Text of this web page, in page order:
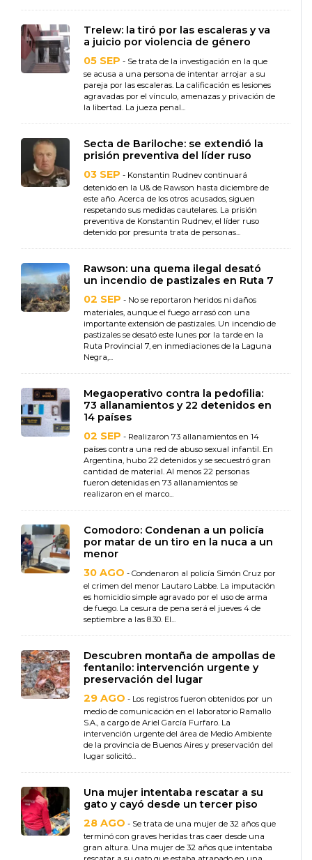
Trelew: la tiró por las escaleras y va
a juicio por violencia de género
05 SEP - Se trata de la investigación en la que
se acusa a una persona de intentar arrojar a su
pareja por las escaleras. La calificación es lesiones
agravadas por el vínculo, amenazas y privación de
la libertad. La jueza penal...
Secta de Bariloche: se extendió la
prisión preventiva del líder ruso
03 SEP - Konstantin Rudnev continuará
detenido en la U& de Rawson hasta diciembre de
este año. Acerca de los otros acusados, siguen
respetando sus medidas cautelares. La prisión
preventiva de Konstantin Rudnev, el líder ruso
detenido por presunta trata de personas...
Rawson: una quema ilegal desató
un incendio de pastizales en Ruta 7
02 SEP - No se reportaron heridos ni daños
materiales, aunque el fuego arrasó con una
importante extensión de pastizales. Un incendio de
pastizales se desató este lunes por la tarde en la
Ruta Provincial 7, en inmediaciones de la Laguna
Negra,...
Megaoperativo contra la pedofilia:
73 allanamientos y 22 detenidos en
14 países
02 SEP - Realizaron 73 allanamientos en 14
países contra una red de abuso sexual infantil. En
Argentina, hubo 22 detenidos y se secuestró gran
cantidad de material. Al menos 22 personas
fueron detenidas en 73 allanamientos se
realizaron en el marco...
Comodoro: Condenan a un policía
por matar de un tiro en la nuca a un
menor
30 AGO - Condenaron al policía Simón Cruz por
el crimen del menor Lautaro Labbe. La imputación
es homicidio simple agravado por el uso de arma
de fuego. La cesura de pena será el jueves 4 de
septiembre a las 8.30. El...
Descubren montaña de ampollas de
fentanilo: intervención urgente y
preservación del lugar
29 AGO - Los registros fueron obtenidos por un
medio de comunicación en el laboratorio Ramallo
S.A., a cargo de Ariel García Furfaro. La
intervención urgente del área de Medio Ambiente
de la provincia de Buenos Aires y preservación del
lugar solicitó...
Una mujer intentaba rescatar a su
gato y cayó desde un tercer piso
28 AGO - Se trata de una mujer de 32 años que
terminó con graves heridas tras caer desde una
gran altura. Una mujer de 32 años que intentaba